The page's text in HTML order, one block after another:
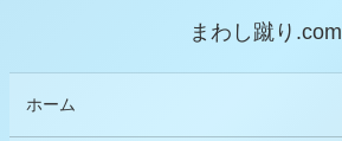
まわし蹴り.com
ホーム